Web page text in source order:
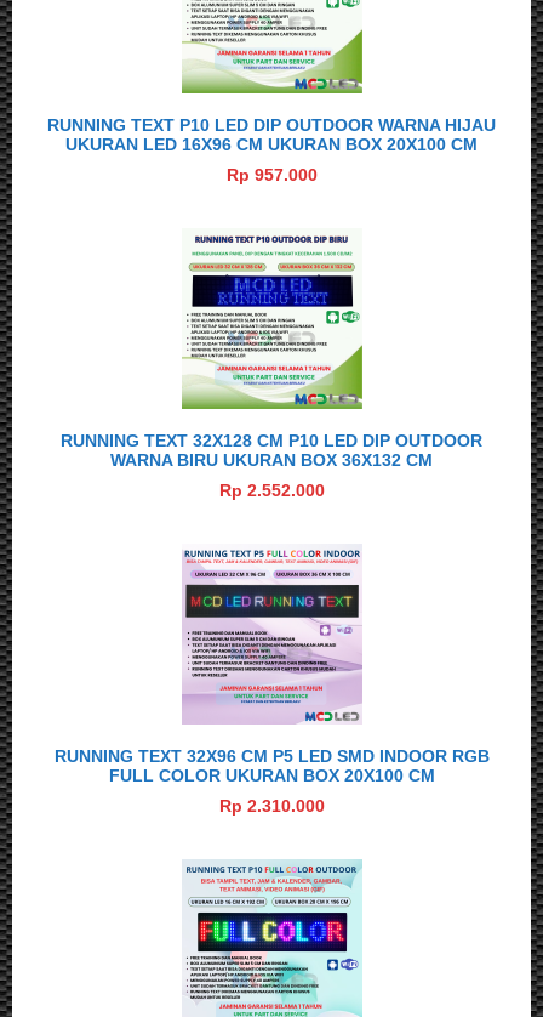
RUNNING TEXT P10 LED DIP OUTDOOR WARNA HIJAU
UKURAN LED 16X96 CM UKURAN BOX 20X100 CM
Rp 957.000
RUNNING TEXT 32X128 CM P10 LED DIP OUTDOOR
WARNA BIRU UKURAN BOX 36X132 CM
Rp 2.552.000
RUNNING TEXT 32X96 CM P5 LED SMD INDOOR RGB
FULL COLOR UKURAN BOX 20X100 CM
Rp 2.310.000